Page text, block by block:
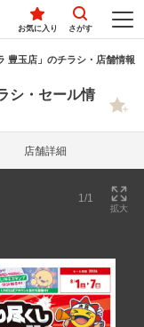
お気に入り さがす
豊玉店」のチラシ・店舗情報
シ・セール情
店舗詳細
1/1
拡大